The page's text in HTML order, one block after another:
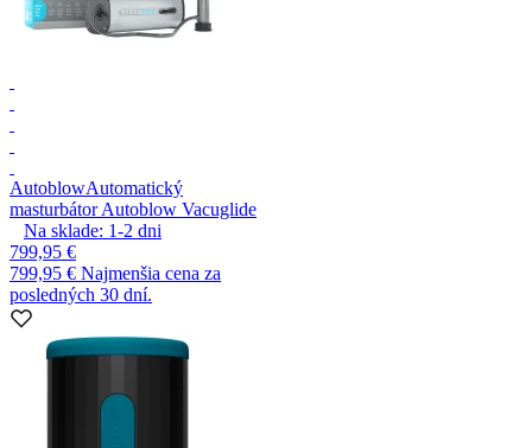
AutoblowAutomatický
masturbátor Autoblow Vacuglide
Na sklade: 1-2 dni
799,95 €
799,95 € Najmenšia cena za
posledných 30 dní.